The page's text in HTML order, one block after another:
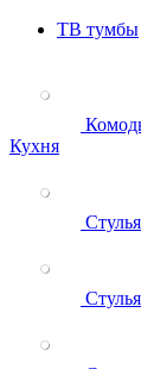
ТВ тумбы
Кухня